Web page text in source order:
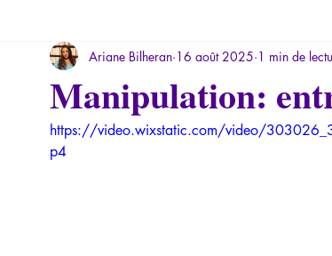
Mythologie - Savoir des Anciens Philosopher par les
Psychopathologie du Pouvoir Psychopathologie du
Manipulation:
Ariane Bilheran 16 août 2025 1 min de
https://video.wixstatic.com/video/
p4